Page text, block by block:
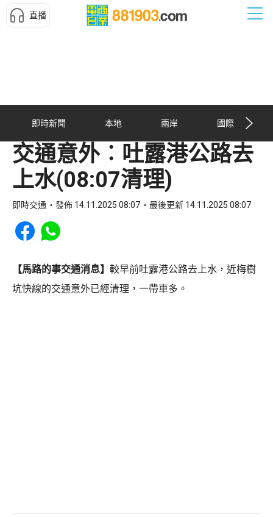
直播
即時新聞 本地 兩岸 國際
交通意外︰吐露港公路去
上水(08:07清理)
即時交通 發佈 14.11.2025 08:07 最後更新 14.11.2025 08:07
Share to Facebook
Share to WhatsApp
【馬路的事交通消息】 較早前吐露港公路去上水，近梅樹
坑快線的交通意外已經清理，一帶車多。